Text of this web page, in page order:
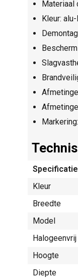
Materiaal
Kleur:
Specificatie
Kleur
Breedte
Model
Halogeenvrij
Hoogte
Diepte